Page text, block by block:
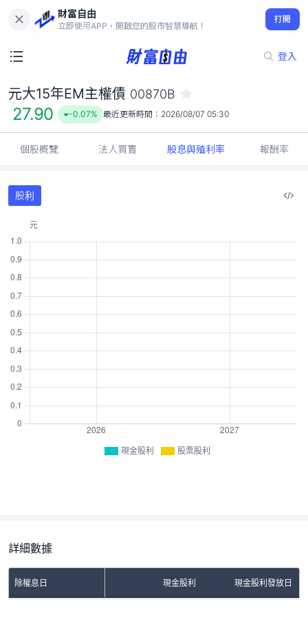
財富自由
立即使用APP，開啟您的股市智慧導航！
打開
登入
元大15年EM主權債 00870B
27.90
-0.07%
元大15年EM主權債 00870B
27.90 -0.07% 最近更新時間： 2026/08/07 05:30
個股概覽 法人買賣 股息與殖利率 報酬率
股利
現金股利 股票股利
詳細數據
除權息日 現金股利 現金股利發放日